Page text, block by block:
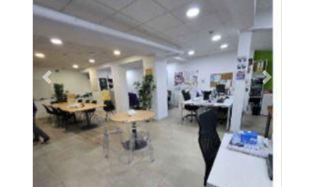
Previous Next